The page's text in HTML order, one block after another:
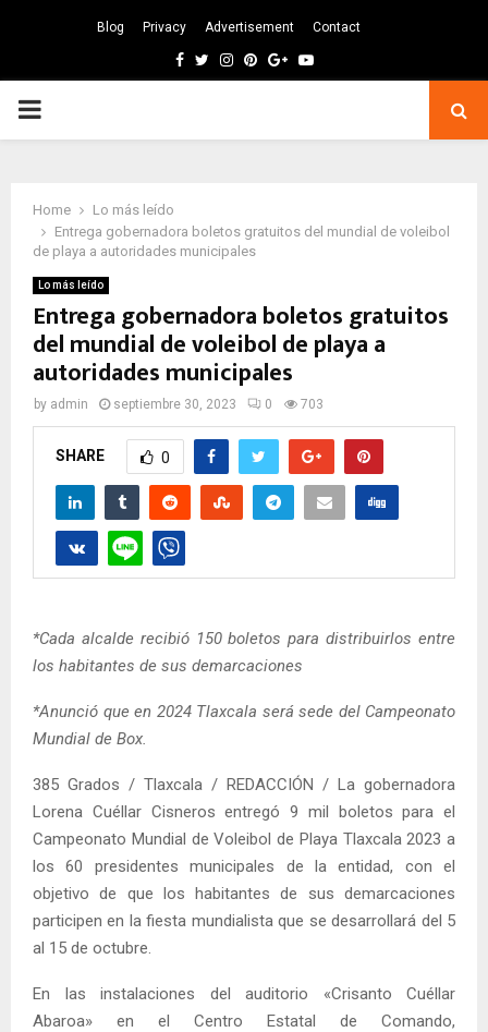
Blog Privacy Advertisement Contact
Facebook
TwitterInstagram
Pinterest
GoogleYoutube
PRIMARY
Home
Lo más leído
Entrega gobernadora boletos gratuitos del mundial de voleibol
de playa a autoridades municipales
Lo más leído
Entrega gobernadora boletos gratuitos
del mundial de voleibol de playa a
autoridades municipales
by admin septiembre 30, 2023 0 703
SHARE 0
*Cada alcalde recibió 150 boletos para distribuirlos entre
los habitantes de sus demarcaciones
*Anunció que en 2024 Tlaxcala será sede del Campeonato
Mundial de Box.
385 Grados / Tlaxcala / REDACCIÓN / La gobernadora
Lorena Cuéllar Cisneros entregó 9 mil boletos para el
Campeonato Mundial de Voleibol de Playa Tlaxcala 2023 a
los 60 presidentes municipales de la entidad, con el
objetivo de que los habitantes de sus demarcaciones
participen en la fiesta mundialista que se desarrollará del 5
al 15 de octubre.
En las instalaciones del auditorio «Crisanto Cuéllar
Abaroa» en el Centro Estatal de Comando,